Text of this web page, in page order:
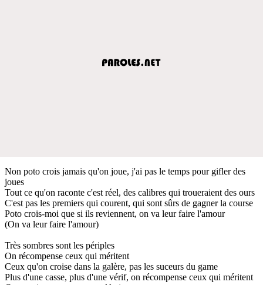
Non poto crois jamais qu'on joue, j'ai pas le temps pour gifler des
joues
Tout ce qu'on raconte c'est réel, des calibres qui troueraient des ours
C'est pas les premiers qui courent, qui sont sûrs de gagner la course
Poto crois-moi que si ils reviennent, on va leur faire l'amour
(On va leur faire l'amour)
Très sombres sont les périples
On récompense ceux qui méritent
Ceux qu'on croise dans la galère, pas les suceurs du game
Plus d'une casse, plus d'une vérif, on récompense ceux qui méritent